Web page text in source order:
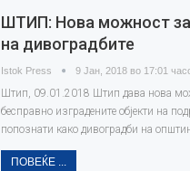
ШТИП: Нова можност за
на дивоградбите
Istok Press 9 Јан, 2018 во 17:01
Штип, 09.01.2018 Штип дава нова
бесправно изградените објекти на
попознати како дивоградби на
ПОВЕЌЕ ...